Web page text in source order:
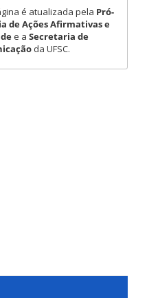
é atualizada pela Pró-
de Ações Afirmativas e
e a Secretaria de
da UFSC.